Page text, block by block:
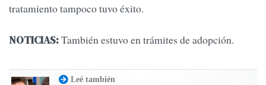
tratamiento tampoco tuvo éxito.
NOTICIAS:También estuvo en trámites de adopción.
Leé también